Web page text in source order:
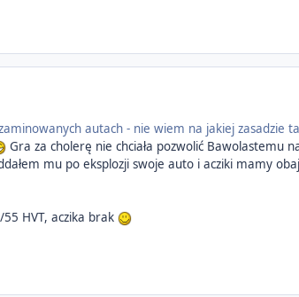
autach - nie wiem na jakiej zasadzie
Gra za cholerę nie chciała pozwolić Bawolastemu
mu po eksplozji swoje auto i acziki mamy
HVT, aczika brak